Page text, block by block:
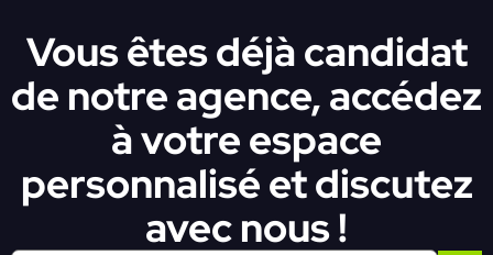
Vous êtes déjà candidat
de notre agence, accédez
à votre espace
personnalisé et discutez
avec nous !